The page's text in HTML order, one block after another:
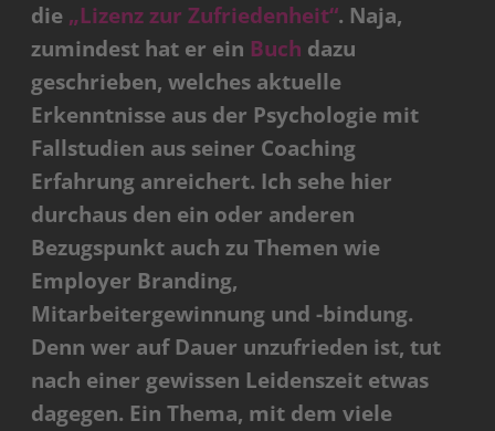
die „Lizenz zur Zufriedenheit“. Naja,
zumindest hat er ein Buch dazu
geschrieben, welches aktuelle
Erkenntnisse aus der Psychologie mit
Fallstudien aus seiner Coaching
Erfahrung anreichert. Ich sehe hier
durchaus den ein oder anderen
Bezugspunkt auch zu Themen wie
Employer Branding,
Mitarbeitergewinnung und -bindung.
Denn wer auf Dauer unzufrieden ist, tut
nach einer gewissen Leidenszeit etwas
dagegen. Ein Thema, mit dem viele